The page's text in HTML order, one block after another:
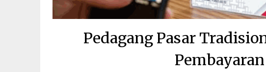
Pedagang Pasar
Pembayaran